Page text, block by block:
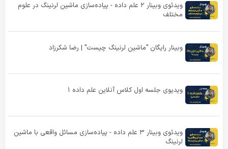
ویدئوی وبینار ۲ علم داده - پیاده‌سازی ماشین لرنینگ در علوم
مختلف
وبینار رایگان "ماشین لرنینگ چیست" | رضا شکرزاد
ویدیوی جلسه اول کلاس آنلاین علم داده ۱
ویدئوی وبینار ۳ علم داده - پیاده‌سازی مسائل واقعی با ماشین
لرنینگ